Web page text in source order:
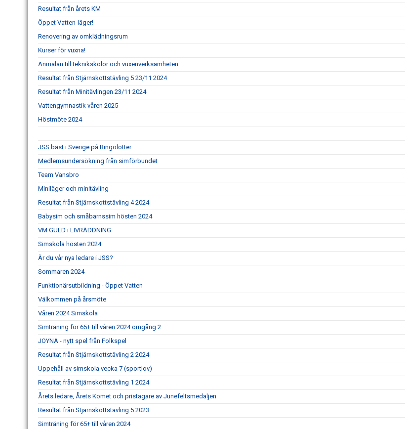
Resultat från årets KM
Öppet Vatten-läger!
Renovering av omklädningsrum
Kurser för vuxna!
Anmälan till teknikskolor och vuxenverksamheten
Resultat från Stjärnskottstävling 5 23/11 2024
Resultat från Minitävlingen 23/11 2024
Vattengymnastik våren 2025
Höstmöte 2024
JSS bäst i Sverige på Bingolotter
Medlemsundersökning från simförbundet
Team Vansbro
Miniläger och minitävling
Resultat från Stjärnskottstävling 4 2024
Babysim och småbarnssim hösten 2024
VM GULD i LIVRÄDDNING
Simskola hösten 2024
Är du vår nya ledare i JSS?
Sommaren 2024
Funktionärsutbildning - Öppet Vatten
Välkommen på årsmöte
Våren 2024 Simskola
Simträning för 65+ till våren 2024 omgång 2
JOYNA - nytt spel från Folkspel
Resultat från Stjärnskottstävling 2 2024
Uppehåll av simskola vecka 7 (sportlov)
Resultat från Stjärnskottstävling 1 2024
Årets ledare, Årets Komet och pristagare av Junefeltsmedaljen
Resultat från Stjärnskottstävling 5 2023
Simträning för 65+ till våren 2024